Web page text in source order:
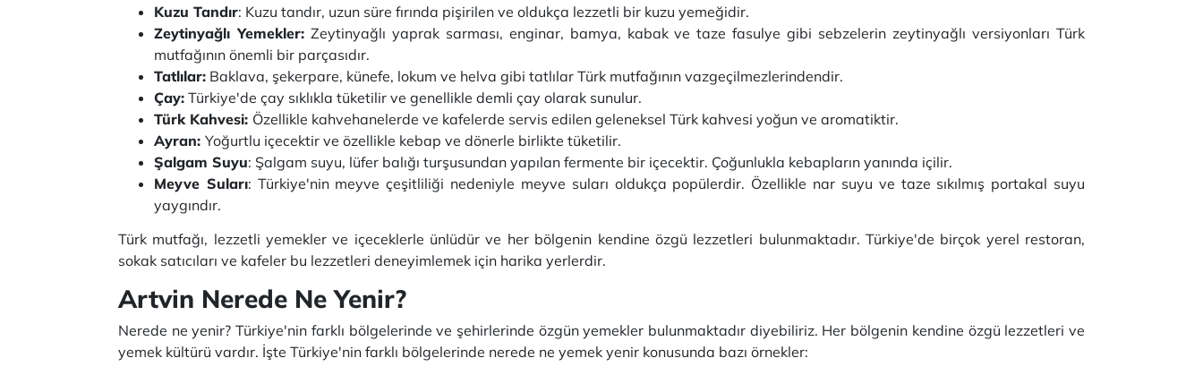
Kuzu Tandır: Kuzu tandır, uzun süre fırında pişirilen ve oldukça lezzetli bir kuzu yemeğidir.
Zeytinyağlı Yemekler:Zeytinyağlı yaprak sarması, enginar, bamya, kabak ve taze fasulye gibi sebzelerin zeytinyağlı versiyonları Türk
mutfağının önemli bir parçasıdır.
Tatlılar: Baklava, şekerpare, künefe, lokum ve helva gibi tatlılar Türk mutfağının vazgeçilmezlerindendir.
Çay: Türkiye'de çay sıklıkla tüketilir ve genellikle demli çay olarak sunulur.
Türk Kahvesi: Özellikle kahvehanelerde ve kafelerde servis edilen geleneksel Türk kahvesi yoğun ve aromatiktir.
Ayran: Yoğurtlu içecektir ve özellikle kebap ve dönerle birlikte tüketilir.
Şalgam Suyu: Şalgam suyu, lüfer balığı turşusundan yapılan fermente bir içecektir. Çoğunlukla kebapların yanında içilir.
Meyve Suları: Türkiye'nin meyve çeşitliliği nedeniyle meyve suları oldukça popülerdir. Özellikle nar suyu ve taze sıkılmış portakal suyu
yaygındır.
Türk mutfağı, lezzetli yemekler ve içeceklerle ünlüdür ve her bölgenin kendine özgü lezzetleri bulunmaktadır. Türkiye'de birçok yerel restoran,
sokak satıcıları ve kafeler bu lezzetleri deneyimlemek için harika yerlerdir.
Artvin Nerede Ne Yenir?
Nerede ne yenir? Türkiye'nin farklı bölgelerinde ve şehirlerinde özgün yemekler bulunmaktadır diyebiliriz. Her bölgenin kendine özgü lezzetleri ve
yemek kültürü vardır. İşte Türkiye'nin farklı bölgelerinde nerede ne yemek yenir konusunda bazı örnekler: